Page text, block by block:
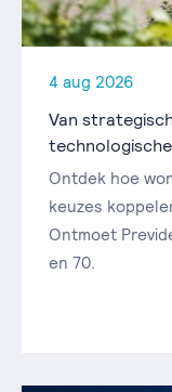
4 aug 2026
Van
Ontdek hoe
keuzes
Ontmoet
en 70.